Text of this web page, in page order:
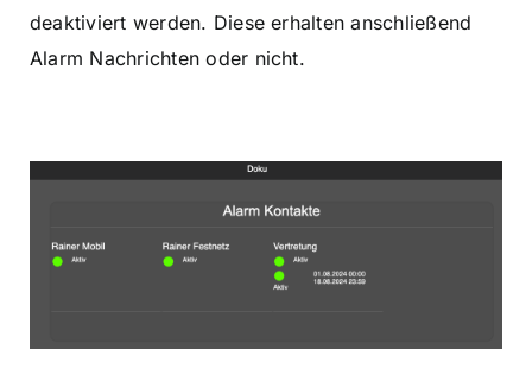
deaktiviert werden. Diese erhalten anschließend
Alarm Nachrichten oder nicht.